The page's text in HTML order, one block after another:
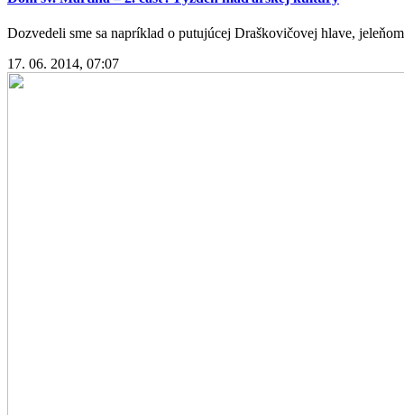
Dozvedeli sme sa napríklad o putujúcej Draškovičovej hlave,
17. 06. 2014, 07:07